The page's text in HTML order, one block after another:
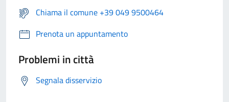
Chiama il comune +39 049 9500464
Prenota un appuntamento
Problemi in città
Segnala disservizio